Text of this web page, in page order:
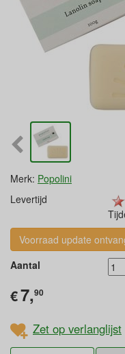
Merk: Popolini
Levertijd
Voorraad update
Aantal
€7,90
Zet op verlanglijst